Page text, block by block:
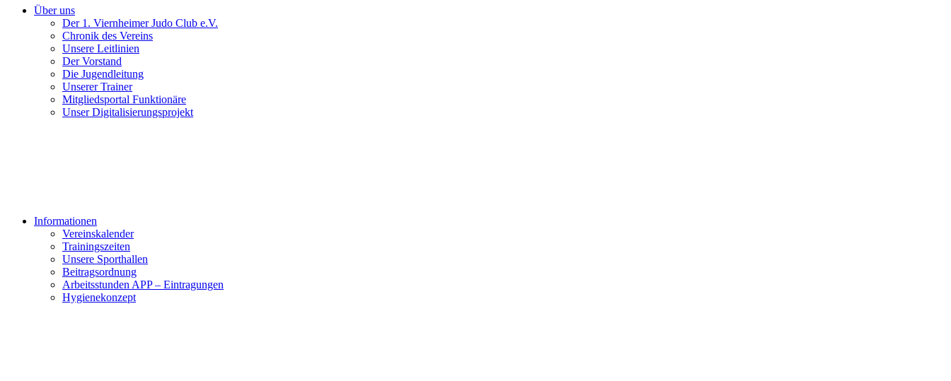
Über uns
Der 1. Viernheimer Judo Club e.V.
Chronik des Vereins
Unsere Leitlinien
Der Vorstand
Die Jugendleitung
Unserer Trainer
Mitgliedsportal Funktionäre
Unser Digitalisierungsprojekt
Informationen
Vereinskalender
Trainingszeiten
Unsere Sporthallen
Beitragsordnung
Arbeitsstunden APP – Eintragungen
Hygienekonzept